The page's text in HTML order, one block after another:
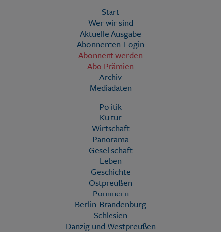
Start
Wer wir sind
Aktuelle Ausgabe
Abonnenten-Login
Abonnent werden
Abo Prämien
Archiv
Mediadaten
Politik
Kultur
Wirtschaft
Panorama
Gesellschaft
Leben
Geschichte
Ostpreußen
Pommern
Berlin-Brandenburg
Schlesien
Danzig und Westpreußen